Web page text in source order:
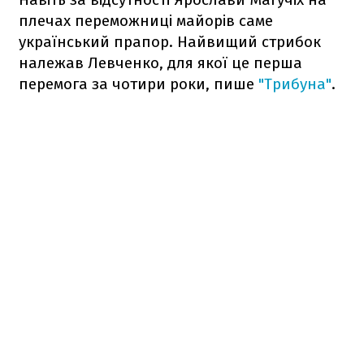
плечах переможниці майорів саме
український прапор. Найвищий стрибок
належав Левченко, для якої це перша
перемога за чотири роки, пише "Трибуна".